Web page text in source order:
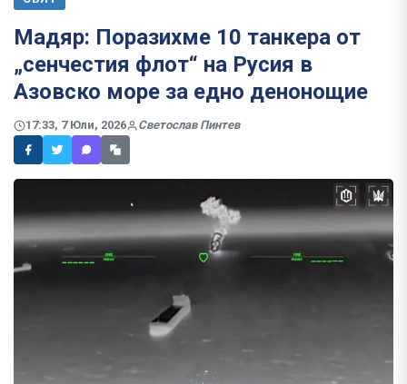
Мадяр: Поразихме 10 танкера от
„сенчестия флот“ на Русия в
Азовско море за едно денонощие
17:33, 7 Юли, 2026 Светослав Пинтев